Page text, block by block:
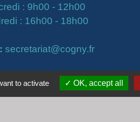
: 9h00 - 12h00
: 16h00 - 18h00
secretariat@cogny.fr
to activate OK, accept all